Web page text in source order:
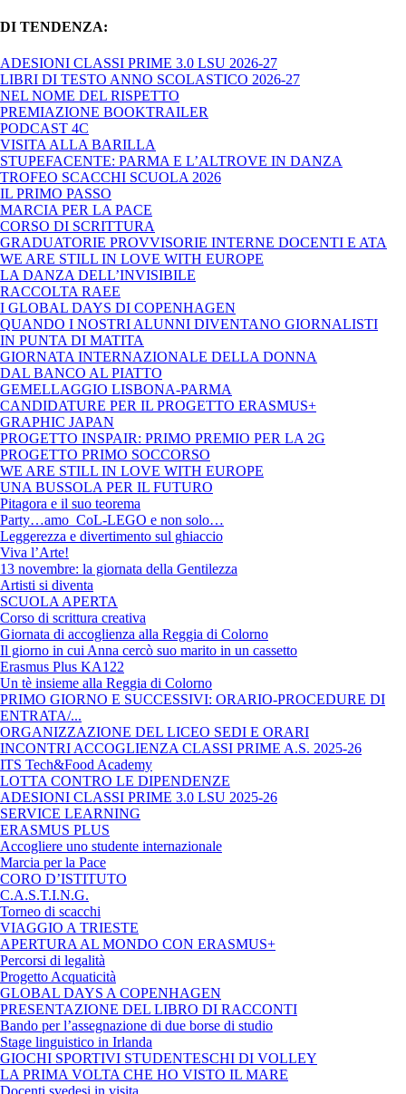
DI TENDENZA:
ADESIONI CLASSI PRIME 3.0 LSU 2026-27
LIBRI DI TESTO ANNO SCOLASTICO 2026-27
NEL NOME DEL RISPETTO
PREMIAZIONE BOOKTRAILER
PODCAST 4C
VISITA ALLA BARILLA
STUPEFACENTE: PARMA E L’ALTROVE IN DANZA
TROFEO SCACCHI SCUOLA 2026
IL PRIMO PASSO
MARCIA PER LA PACE
CORSO DI SCRITTURA
GRADUATORIE PROVVISORIE INTERNE DOCENTI E ATA
WE ARE STILL IN LOVE WITH EUROPE
LA DANZA DELL’INVISIBILE
RACCOLTA RAEE
I GLOBAL DAYS DI COPENHAGEN
QUANDO I NOSTRI ALUNNI DIVENTANO GIORNALISTI
IN PUNTA DI MATITA
GIORNATA INTERNAZIONALE DELLA DONNA
DAL BANCO AL PIATTO
GEMELLAGGIO LISBONA-PARMA
CANDIDATURE PER IL PROGETTO ERASMUS+
GRAPHIC JAPAN
PROGETTO INSPAIR: PRIMO PREMIO PER LA 2G
PROGETTO PRIMO SOCCORSO
WE ARE STILL IN LOVE WITH EUROPE
UNA BUSSOLA PER IL FUTURO
Pitagora e il suo teorema
Party…amo CoL-LEGO e non solo…
Leggerezza e divertimento sul ghiaccio
Viva l’Arte!
13 novembre: la giornata della Gentilezza
Artisti si diventa
SCUOLA APERTA
Corso di scrittura creativa
Giornata di accoglienza alla Reggia di Colorno
Il giorno in cui Anna cercò suo marito in un cassetto
Erasmus Plus KA122
Un tè insieme alla Reggia di Colorno
PRIMO GIORNO E SUCCESSIVI: ORARIO-PROCEDURE DI
ENTRATA/...
ORGANIZZAZIONE DEL LICEO SEDI E ORARI
INCONTRI ACCOGLIENZA CLASSI PRIME A.S. 2025-26
ITS Tech&Food Academy
LOTTA CONTRO LE DIPENDENZE
ADESIONI CLASSI PRIME 3.0 LSU 2025-26
SERVICE LEARNING
ERASMUS PLUS
Accogliere uno studente internazionale
Marcia per la Pace
CORO D’ISTITUTO
C.A.S.T.I.N.G.
Torneo di scacchi
VIAGGIO A TRIESTE
APERTURA AL MONDO CON ERASMUS+
Percorsi di legalità
Progetto Acquaticità
GLOBAL DAYS A COPENHAGEN
PRESENTAZIONE DEL LIBRO DI RACCONTI
Bando per l’assegnazione di due borse di studio
Stage linguistico in Irlanda
GIOCHI SPORTIVI STUDENTESCHI DI VOLLEY
LA PRIMA VOLTA CHE HO VISTO IL MARE
Docenti svedesi in visita